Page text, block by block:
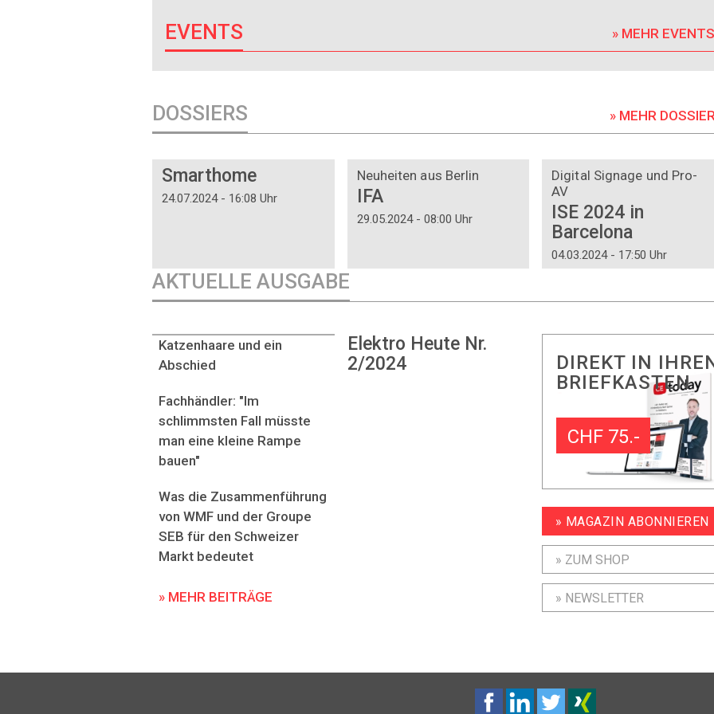
EVENTS » MEHR
DOSSIERS » MEHR
Smarthome
24.07.2024 - 16:08 Uhr
Neuheiten aus Berlin
IFA
29.05.2024 - 08:00 Uhr
Digital Signage und Pro-
AV
ISE 2024 in
Barcelona
04.03.2024 - 17:50 Uhr
AKTUELLE AUSGABE
Elektro Heute Nr.
2/2024
Katzenhaare und ein
Abschied
Fachhändler: "Im
schlimmsten Fall müsste
man eine kleine Rampe
bauen"
Was die Zusammenführung
von WMF und der Groupe
SEB für den Schweizer
Markt bedeutet
» MEHR BEITRÄGE
DIREKT IN
BRIEFKASTEN
CHF 75.-
» MAGAZIN ABONNIEREN
» ZUM SHOP
» NEWSLETTER